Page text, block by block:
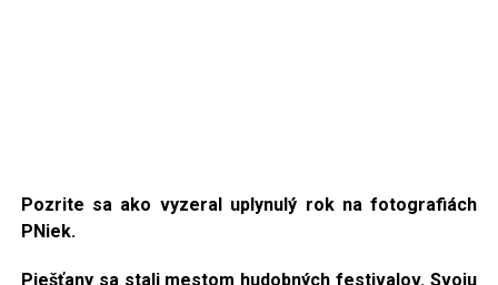
Pozrite sa ako vyzeral uplynulý rok na fotografiách
PNiek.
Piešťany sa stali mestom hudobných festivalov.Svoju